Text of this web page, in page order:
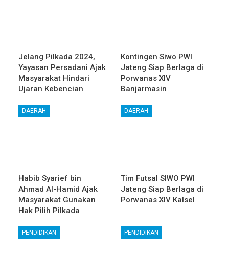
Jelang Pilkada 2024,
Yayasan Persadani Ajak
Masyarakat Hindari
Ujaran Kebencian
Kontingen Siwo PWI
Jateng Siap Berlaga di
Porwanas XIV
Banjarmasin
DAERAH
Habib Syarief bin
Ahmad Al-Hamid Ajak
Masyarakat Gunakan
Hak Pilih Pilkada
DAERAH
Tim Futsal SIWO PWI
Jateng Siap Berlaga di
Porwanas XIV Kalsel
PENDIDIKAN PENDIDIKAN